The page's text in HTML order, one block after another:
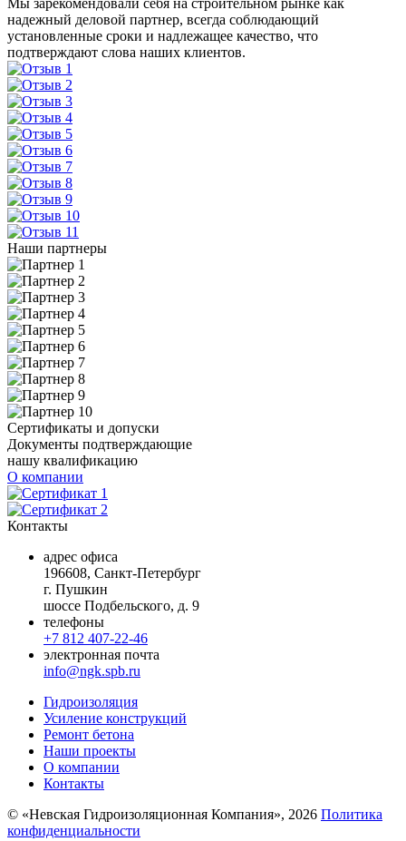
надежный деловой партнер, всегда соблюдающий
установленные сроки и надлежащее качество, что
подтверждают слова наших клиентов.
Наши партнеры
Сертификаты и допуски
Документы подтверждающие
нашу квалификацию
О компании
Контакты
адрес офиса
196608, Санкт-Петербург
г. Пушкин
шоссе Подбельского, д. 9
телефоны
+7 812 407-22-46
электронная почта
info@ngk.spb.ru
Гидроизоляция
Усиление конструкций
Ремонт бетона
Наши проекты
О компании
Контакты
© «Невская Гидроизоляционная Компания», 2026 Политика
конфиденциальности